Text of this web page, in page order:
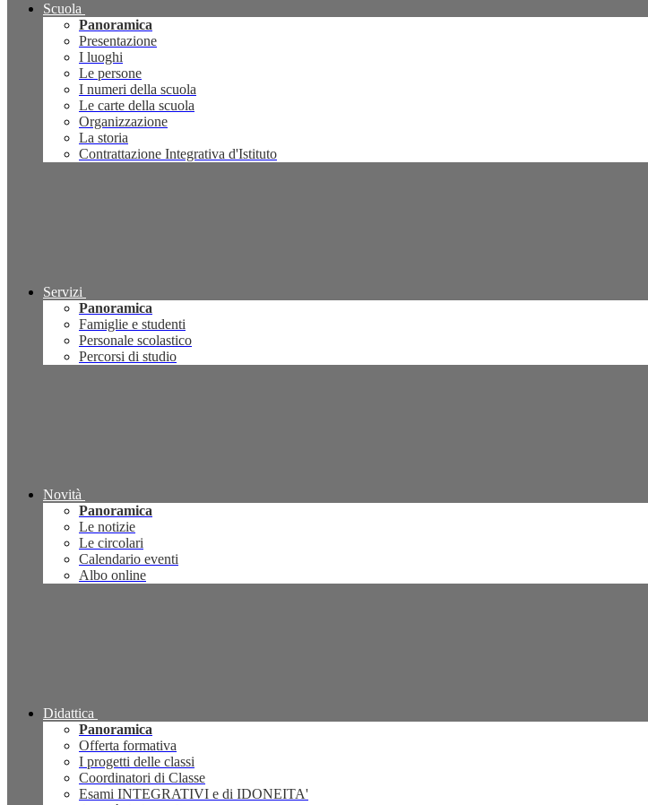
Scuola
Panoramica
Presentazione
I luoghi
Le persone
I numeri della scuola
Le carte della scuola
Organizzazione
La storia
Contrattazione Integrativa d'Istituto
Servizi
Panoramica
Famiglie e studenti
Personale scolastico
Percorsi di studio
Novità
Panoramica
Le notizie
Le circolari
Calendario eventi
Albo online
Didattica
Panoramica
Offerta formativa
I progetti delle classi
Coordinatori di Classe
Esami INTEGRATIVI e di IDONEITA'